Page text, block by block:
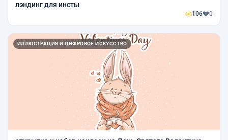
лэндинг для инсты
106 0
ИЛЛЮСТРАЦИЯ И ЦИФРОВОЕ ИСКУССТВО